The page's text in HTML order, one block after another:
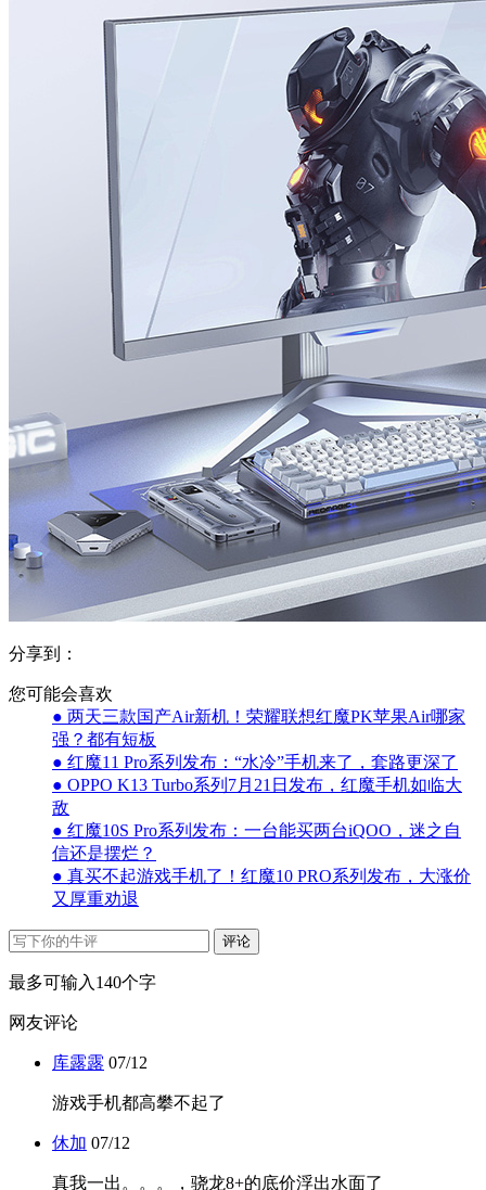
分享到：
您可能会喜欢
● 两天三款国产Air新机！荣耀联想红魔PK苹果Air哪家
强？都有短板
● 红魔11 Pro系列发布：“水冷”手机来了，套路更深了
● OPPO K13 Turbo系列7月21日发布，红魔手机如临大
敌
● 红魔10S Pro系列发布：一台能买两台iQOO，迷之自
信还是摆烂？
● 真买不起游戏手机了！红魔10 PRO系列发布，大涨价
又厚重劝退
评论
最多可输入140个字
网友评论
库露露 07/12
游戏手机都高攀不起了
休加 07/12
真我一出。。。，骁龙8+的底价浮出水面了